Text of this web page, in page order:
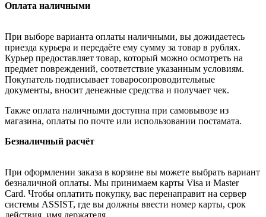
Оплата наличными
При выборе варианта оплаты наличными, вы дожидаетесь
приезда курьера и передаёте ему сумму за товар в рублях.
Курьер предоставляет товар, который можно осмотреть на
предмет повреждений, соответствие указанным условиям.
Покупатель подписывает товаросопроводительные
документы, вносит денежные средства и получает чек.
Также оплата наличными доступна при самовывозе из
магазина, оплаты по почте или использовании постамата.
Безналичный расчёт
При оформлении заказа в корзине вы можете выбрать вариант
безналичной оплаты. Мы принимаем карты Visa и Master
Card. Чтобы оплатить покупку, вас перенаправит на сервер
системы ASSIST, где вы должны ввести номер карты, срок